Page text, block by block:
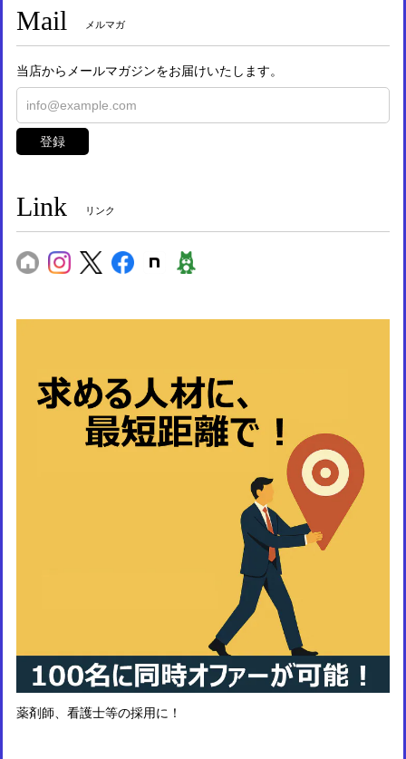
Mail メルマガ
当店からメールマガジンをお届けいたします。
登録
Link リンク
薬剤師、看護士等の採用に！